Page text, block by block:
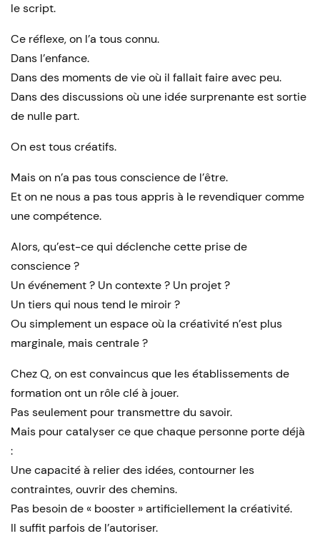
le script.
Ce réflexe, on l’a tous connu.
Dans l’enfance.
Dans des moments de vie où il fallait faire avec peu.
Dans des discussions où une idée surprenante est sortie
de nulle part.
On est tous créatifs.
Mais on n’a pas tous conscience de l’être.
Et on ne nous a pas tous appris à le revendiquer comme
une compétence.
Alors, qu’est-ce qui déclenche cette prise de
conscience ?
Un événement ? Un contexte ? Un projet ?
Un tiers qui nous tend le miroir ?
Ou simplement un espace où la créativité n’est plus
marginale, mais centrale ?
Chez Q, on est convaincus que les établissements de
formation ont un rôle clé à jouer.
Pas seulement pour transmettre du savoir.
Mais pour catalyser ce que chaque personne porte déjà
:
Une capacité à relier des idées, contourner les
contraintes, ouvrir des chemins.
Pas besoin de « booster » artificiellement la créativité.
Il suffit parfois de l’autoriser.